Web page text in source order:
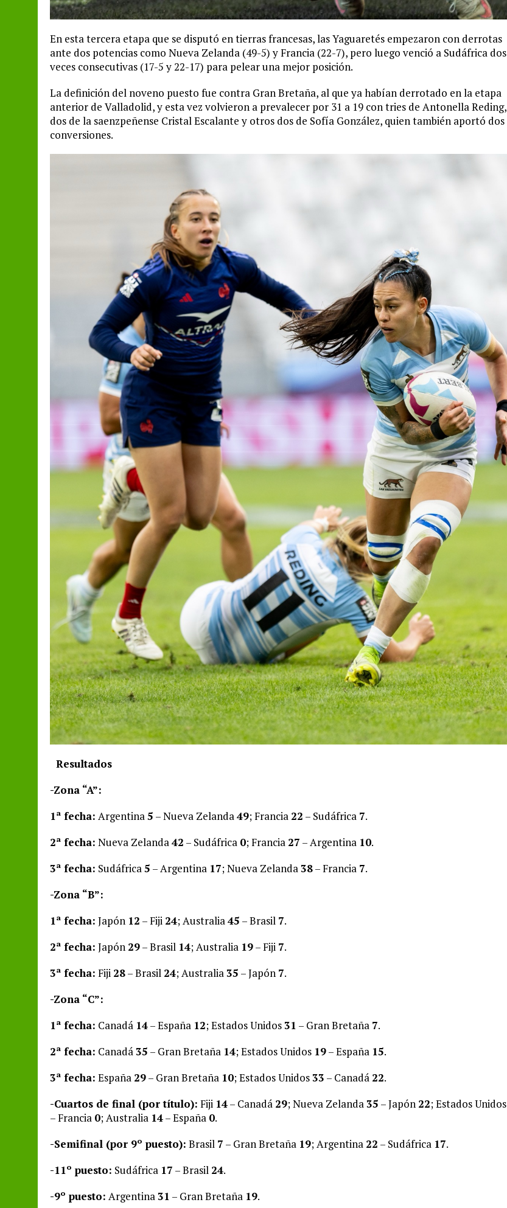
En esta tercera etapa que se disputó en tierras francesas, las Yaguaretés empezaron con derrotas
ante dos potencias como Nueva Zelanda (49-5) y Francia (22-7), pero luego venció a Sudáfrica dos
veces consecutivas (17-5 y 22-17) para pelear una mejor posición.
La definición del noveno puesto fue contra Gran Bretaña, al que ya habían derrotado en la etapa
anterior de Valladolid, y esta vez volvieron a prevalecer por 31 a 19 con tries de Antonella Reding,
dos de la saenzpeñense Cristal Escalante y otros dos de Sofía González, quien también aportó dos
conversiones.
Resultados
-Zona “A”:
1ª fecha: Argentina5 – Nueva Zelanda49; Francia 22 – Sudáfrica 7.
2ª fecha: Nueva Zelanda42 – Sudáfrica 0; Francia 27 – Argentina 10.
3ª fecha: Sudáfrica5 – Argentina 17; Nueva Zelanda38– Francia 7.
-Zona “B”:
1ª fecha: Japón 12 – Fiji 24; Australia45 – Brasil 7.
2ª fecha: Japón 29– Brasil 14; Australia 19– Fiji 7.
3ª fecha: Fiji 28– Brasil 24; Australia35 – Japón 7.
-Zona “C”:
1ª fecha: Canadá 14– España 12; Estados Unidos31 – Gran Bretaña 7.
2ª fecha: Canadá35 – Gran Bretaña 14; Estados Unidos 19– España 15.
3ª fecha: España 29– Gran Bretaña 10; Estados Unidos33 – Canadá 22.
-Cuartos de final (por título): Fiji 14– Canadá 29; Nueva Zelanda35 – Japón 22; Estados Unidos
– Francia 0; Australia 14– España 0.
-Semifinal (por 9º puesto): Brasil 7 – Gran Bretaña 19; Argentina 22 – Sudáfrica 17.
-11º puesto: Sudáfrica 17 – Brasil 24.
-9º puesto: Argentina31 – Gran Bretaña 19.